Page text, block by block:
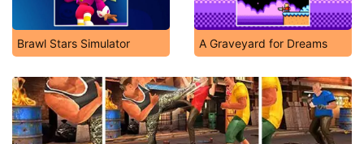
Brawl Stars Simulator A Graveyard for Dreams